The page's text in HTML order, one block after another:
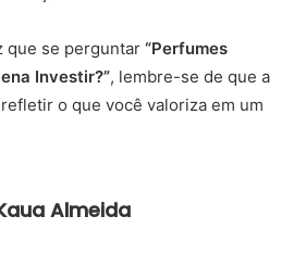
que se perguntar “Perfumes
Investir?”, lembre-se de que a
o que você valoriza em um
Almeida